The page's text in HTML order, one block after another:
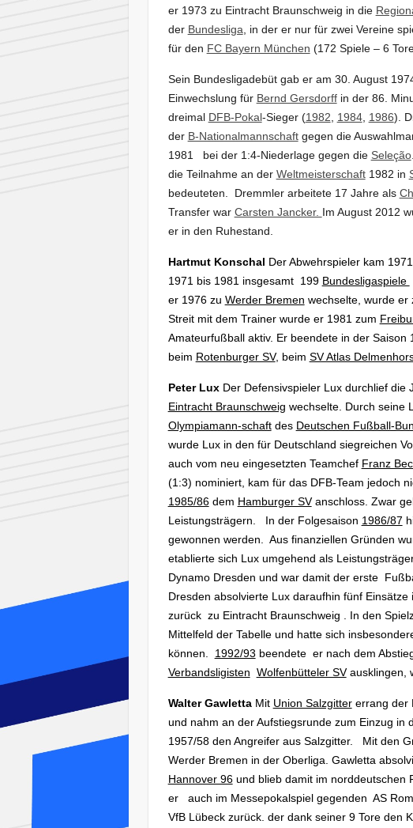
er 1973 zu Eintracht Braunschweig in die
der Bundesliga , in der er nur für zwei Vereine
für den FC Bayern München (172 Spiele – 6
Sein Bundesligadebüt gab er am 30. August
Einwechslung für Bernd Gersdorffin der 86.
dreimal DFB-Pokal-Sieger (1982 1984, 1986).
der B-Nationalmannschaftgegen die
1981 bei der 1:4-Niederlage gegen die Seleção
die Teilnahme an der Weltmeisterschaft1982 in
bedeuteten. Dremmler arbeitete 17 Jahre als
Transfer war Carsten Jancker. Im August 2012
er in den Ruhestand.
Hartmut Konschal Der Abwehrspieler kam
1971 bis 1981 insgesamt 199 Bundesligaspiele
er 1976 zu Werder Bremen wechselte, wurde er
Streit mit dem Trainer wurde er 1981 zum
Amateurfußball aktiv. Er beendete in der Saison
beim Rotenburger SV, beim SV Atlas
Peter LuxDer Defensivspieler Lux durchlief die
Eintracht Braunschweig wechselte. Durch seine
Olympiamann-schaftdes Deutschen Fußball-
wurde Lux in den für Deutschland siegreichen
auch vom neu eingesetzten Teamchef Franz
(1:3) nominiert, kam für das DFB-Team jedoch
1985/86dem Hamburger SVanschloss. Zwar
Leistungsträgern. In der Folgesaison 1986/87
gewonnen werden. Aus finanziellen Gründen
etablierte sich Lux umgehend als
Dynamo Dresden und war damit der erste
Dresden absolvierte Lux daraufhin fünf
zurück zu Eintracht Braunschweig . In den
Mittelfeld der Tabelle und hatte sich
können. 1992/93 beendete er nach dem
Verbandsligisten Wolfenbütteler SVausklingen,
Walter GawlettaMit Union Salzgittererrang der
und nahm an der Aufstiegsrunde zum Einzug in
1957/58 den Angreifer aus Salzgitter.
Mit den
Werder Bremen in der Oberliga. Gawletta
Hannover 96und blieb damit im norddeutschen
er
auch im Messepokalspiel gegenden AS
VfB Lübeck zurück. der dank seiner 9 Tore den